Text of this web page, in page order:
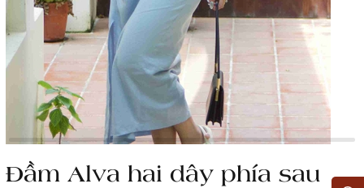
Đầm Alva hai dây phía sau